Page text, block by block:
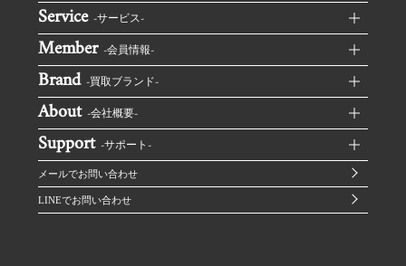
Service -サービス-
RECLOブランド買取TOP
無料集荷を申し込む
LINE査定
Member -会員情報-
ログイン
マイページ
査定状況の確認
Brand -買取ブランド-
ルイヴィトン買取
シャネル買取
エルメス買取
グッチ買取
プラダ買取
About -会社概要-
ご利用規約
プライバシーポリシー
反社会的勢力に対する基本方針
Support -サポート-
RECLOが選ばれる理由
お買取の流れ
メールでお問い合わせ
LINEでお問い合わせ